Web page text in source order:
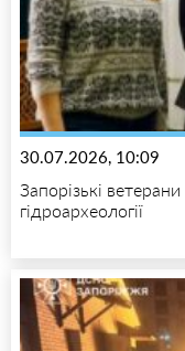
30.07.2026, 10:09
Запорізькі
гідроархеології